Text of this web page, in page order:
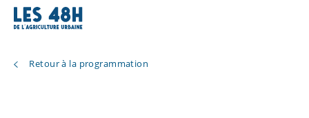
Retour à la programmation